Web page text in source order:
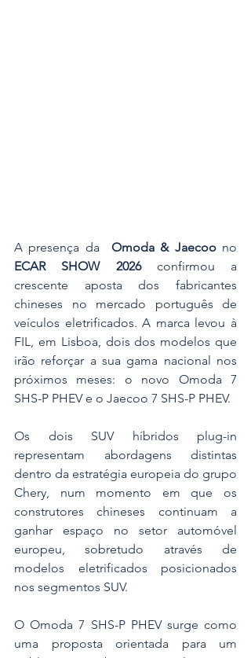
A presença da Omoda & Jaecoo
ECAR SHOW 2026 confirmou a
crescente aposta dos fabricantes
chineses no mercado português de
veículos eletrificados. A marca levou à
FIL, em Lisboa, dois dos modelos que
irão reforçar a sua gama nacional nos
próximos meses: o novo Omoda 7
SHS-P PHEV e o Jaecoo 7 SHS-P PHEV.
Os dois SUV híbridos plug-in
representam abordagens distintas
dentro da estratégia europeia do grupo
Chery, num momento em que os
construtores chineses continuam a
ganhar espaço no setor automóvel
europeu, sobretudo através de
modelos eletrificados posicionados
nos segmentos SUV.
O Omoda 7 SHS-P PHEV surge como
uma proposta orientada para um